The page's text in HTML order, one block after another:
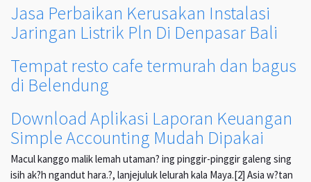
Jasa Perbaikan Kerusakan Instalasi
Jaringan Listrik Pln Di Denpasar Bali
Tempat resto cafe termurah dan bagus
di Belendung
Download Aplikasi Laporan Keuangan
Simple Accounting Mudah Dipakai
Macul kanggo malik lemah utaman? ing pinggir-pinggir galeng sing
isih ak?h ngandut hara.?, lanjejuluk lelurah kala Maya.[2] Asia w?tan